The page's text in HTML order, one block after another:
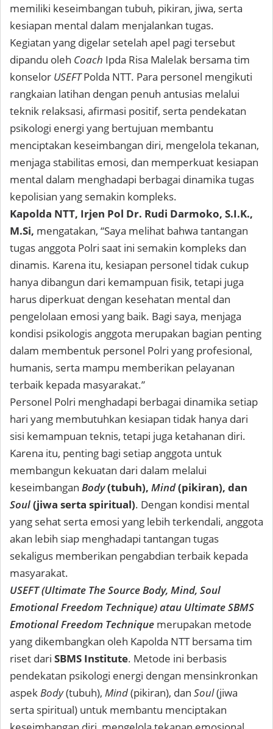
memiliki keseimbangan tubuh, pikiran, jiwa, serta
kesiapan mental dalam menjalankan tugas.
Kegiatan yang digelar setelah apel pagi tersebut
dipandu oleh Coach Ipda Risa Malelak bersama tim
konselor USEFTPolda NTT. Para personel mengikuti
rangkaian latihan dengan penuh antusias melalui
teknik relaksasi, afirmasi positif, serta pendekatan
psikologi energi yang bertujuan membantu
menciptakan keseimbangan diri, mengelola tekanan,
menjaga stabilitas emosi, dan memperkuat kesiapan
mental dalam menghadapi berbagai dinamika tugas
kepolisian yang semakin kompleks.
Kapolda NTT, Irjen Pol Dr. Rudi Darmoko, S.I.K.,
M.Si, mengatakan, “Saya melihat bahwa tantangan
tugas anggota Polri saat ini semakin kompleks dan
dinamis. Karena itu, kesiapan personel tidak cukup
hanya dibangun dari kemampuan fisik, tetapi juga
harus diperkuat dengan kesehatan mental dan
pengelolaan emosi yang baik. Bagi saya, menjaga
kondisi psikologis anggota merupakan bagian penting
dalam membentuk personel Polri yang profesional,
humanis, serta mampu memberikan pelayanan
terbaik kepada masyarakat.”
Personel Polri menghadapi berbagai dinamika setiap
hari yang membutuhkan kesiapan tidak hanya dari
sisi kemampuan teknis, tetapi juga ketahanan diri.
Karena itu, penting bagi setiap anggota untuk
membangun kekuatan dari dalam melalui
keseimbangan Body(tubuh), Mind(pikiran), dan
Soul(jiwa serta spiritual). Dengan kondisi mental
yang sehat serta emosi yang lebih terkendali, anggota
akan lebih siap menghadapi tantangan tugas
sekaligus memberikan pengabdian terbaik kepada
masyarakat.
USEFT (Ultimate The Source Body, Mind, Soul
Emotional Freedom Technique) atau Ultimate SBMS
Emotional Freedom Technique merupakan metode
yang dikembangkan oleh Kapolda NTT bersama tim
riset dari SBMS Institute. Metode ini berbasis
pendekatan psikologi energi dengan mensinkronkan
aspekBody(tubuh), Mind(pikiran), dan Soul(jiwa
serta spiritual) untuk membantu menciptakan